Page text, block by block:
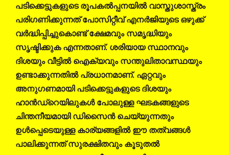
പടിക്കെട്ടുകളുടെ രൂപകൽപ്പനയിൽ വാസ്തുശാസ്ത്രം
പരിഗണിക്കുന്നത് പോസിറ്റീവ് എനർജിയുടെ ഒഴുക്ക്
വർദ്ധിപ്പിച്ചുകൊണ്ട് ക്ഷേമവും സമൃദ്ധിയും
സൃഷ്ടിക്കുക എന്നതാണ്. ശരിയായ സ്ഥാനവും
ദിശയും വീട്ടിൽ ഐക്യവും സന്തുലിതാവസ്ഥയും
ഉണ്ടാക്കുന്നതിൽ പ്രധാനമാണ്. ഏറ്റവും
അനുഗണമായി പടിക്കെട്ടുകളുടെ ദിശയും
ഹാൻഡ്‌റെയിലുകൾ പോലുള്ള ഘടകങ്ങളുടെ
ചിന്തനീയമായി ഡിസൈൻ ചെയ്യുന്നതും
ഉൾപ്പെടെയുള്ള കാര്യങ്ങളിൽ ഈ തത്വങ്ങൾ
പാലിക്കുന്നത് സുരക്ഷിതവും കൂടുതൽ